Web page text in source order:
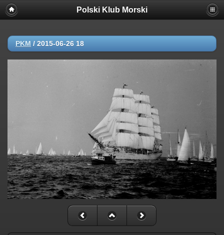
//dodane!!!!!!!!!!
Polski Klub Morski
PKM / 2015-06-26 18